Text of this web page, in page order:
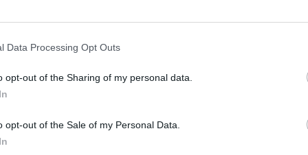
Data Processing Opt Outs
opt-out of the Sharing of my personal data.
opt-out of the Sale of my Personal Data.
érik el a nyugdíjkorhatárt. Az AI-modellek
megjelenése pedig ahhoz hasonló, mint a
Bank elnöki főtanácsadójával beszélgettünk.
4-ei Banking Technology rendezvényén. Regisztráció és
Az utóbbi 11 negyedévből hétben zsugorodott a